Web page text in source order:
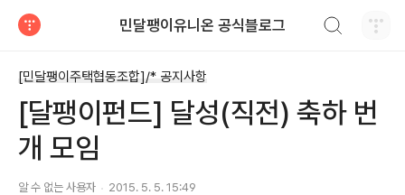
민달팽이유니온 공식블로그
[민달팽이주택협동조합]/* 공지사항
[달팽이펀드] 달성(직전) 축하 번
개 모임
알 수 없는 사용자 2015. 5. 5. 15:49